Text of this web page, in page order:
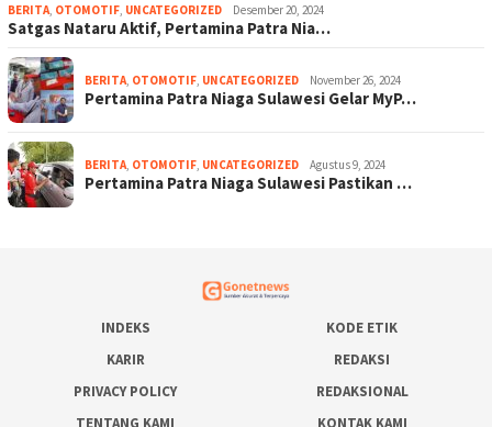
BERITA, OTOMOTIF, UNCATEGORIZED Desember 20, 2024
Satgas Nataru Aktif, Pertamina Patra Nia…
BERITA, OTOMOTIF, UNCATEGORIZED November 26, 2024
Pertamina Patra Niaga Sulawesi Gelar MyP…
BERITA, OTOMOTIF, UNCATEGORIZED Agustus 9, 2024
Pertamina Patra Niaga Sulawesi Pastikan …
INDEKS
KODE ETIK
KARIR
REDAKSI
PRIVACY POLICY
REDAKSIONAL
TENTANG KAMI
KONTAK KAMI